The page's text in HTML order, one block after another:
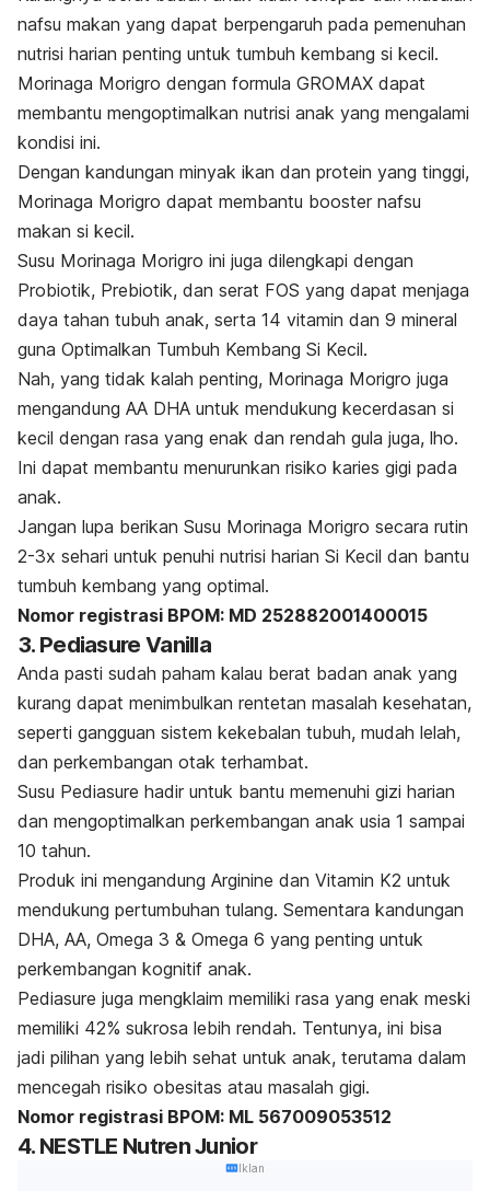
nafsu makan yang dapat berpengaruh pada pemenuhan
nutrisi harian penting untuk tumbuh kembang si kecil.
Morinaga Morigro dengan formula GROMAX dapat
membantu mengoptimalkan nutrisi anak yang mengalami
kondisi ini.
Dengan kandungan minyak ikan dan protein yang tinggi,
Morinaga Morigro dapat membantu booster nafsu
makan si kecil.
Susu Morinaga Morigro ini juga dilengkapi dengan
Probiotik, Prebiotik, dan serat FOS yang dapat menjaga
daya tahan tubuh anak, serta 14 vitamin dan 9 mineral
guna Optimalkan Tumbuh Kembang Si Kecil.
Nah, yang tidak kalah penting, Morinaga Morigro juga
mengandung AA DHA untuk mendukung kecerdasan si
kecil dengan rasa yang enak dan rendah gula juga, lho.
Ini dapat membantu menurunkan risiko karies gigi pada
anak.
Jangan lupa berikan Susu Morinaga Morigro secara rutin
2-3x sehari untuk penuhi nutrisi harian Si Kecil dan bantu
tumbuh kembang yang optimal.
Nomor registrasi BPOM: MD 252882001400015
3. Pediasure Vanilla
Anda pasti sudah paham kalau berat badan anak yang
kurang dapat menimbulkan rentetan masalah kesehatan,
seperti gangguan sistem kekebalan tubuh, mudah lelah,
dan perkembangan otak terhambat.
Susu Pediasure hadir untuk bantu memenuhi gizi harian
dan mengoptimalkan perkembangan anak usia 1 sampai
10 tahun.
Produk ini mengandung Arginine dan Vitamin K2 untuk
mendukung pertumbuhan tulang. Sementara kandungan
DHA, AA, Omega 3 & Omega 6 yang penting untuk
perkembangan kognitif anak.
Pediasure juga mengklaim memiliki rasa yang enak meski
memiliki 42% sukrosa lebih rendah. Tentunya, ini bisa
jadi pilihan yang lebih sehat untuk anak, terutama dalam
mencegah risiko obesitas atau masalah gigi.
Nomor registrasi BPOM: ML 567009053512
4. NESTLE Nutren Junior
Iklan